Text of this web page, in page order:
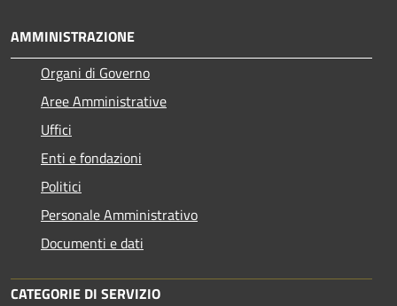
AMMINISTRAZIONE
Organi di Governo
Aree Amministrative
Uffici
Enti e fondazioni
Politici
Personale Amministrativo
Documenti e dati
CATEGORIE DI SERVIZIO